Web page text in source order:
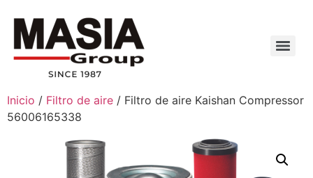
Inicio / Filtro de aire / Filtro de aire Kaishan Compressor
56006165338